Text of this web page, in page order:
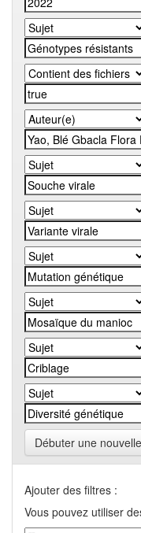
Débuter une
Ajouter des filtres :
Vous pouvez utiliser